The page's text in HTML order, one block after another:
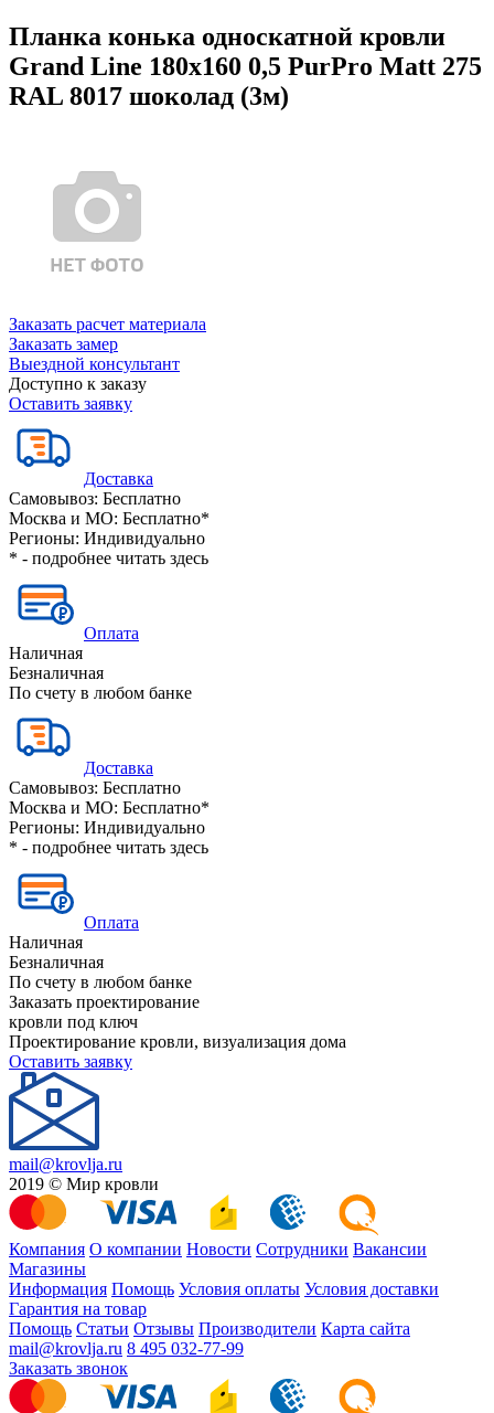
Планка конька односкатной кровли
Grand Line 180x160 0,5 PurPro Matt 275
RAL 8017 шоколад (3м)
Заказать расчет материала
Заказать замер
Выездной консультант
Доступно к заказу
Оставить заявку
Доставка
Самовывоз: Бесплатно
Москва и МО: Бесплатно*
Регионы: Индивидуально
* - подробнее читать здесь
Оплата
Наличная
Безналичная
По счету в любом банке
Доставка
Самовывоз: Бесплатно
Москва и МО: Бесплатно*
Регионы: Индивидуально
* - подробнее читать здесь
Оплата
Наличная
Безналичная
По счету в любом банке
Заказать проектирование
кровли под ключ
Проектирование кровли, визуализация дома
Оставить заявку
mail@krovlja.ru
2019 © Мир кровли
Компания О компании Новости Сотрудники Вакансии
Магазины
Информация Помощь Условия оплаты Условия доставки
Гарантия на товар
Помощь Статьи Отзывы Производители Карта сайта
mail@krovlja.ru 8 495 032-77-99
Заказать звонок